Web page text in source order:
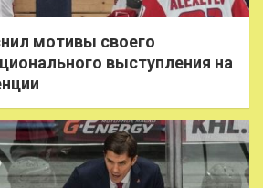
мотивы своего
выступления на